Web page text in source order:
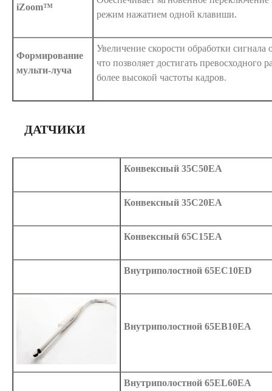
iZoom™
режим нажатием одной клавиши.
Формирование
мульти-луча
Увеличение скорости обработки сигнала
что позволяет достигать превосходного
более высокой частоты кадров.
ДАТЧИКИ
Конвексный 35C50EA
Конвексный 35C20EA
Конвексный 65C15EA
Внутриполостной 65EC10ED
Внутриполостной 65EB10EA
Внутриполостной 65EL60EA